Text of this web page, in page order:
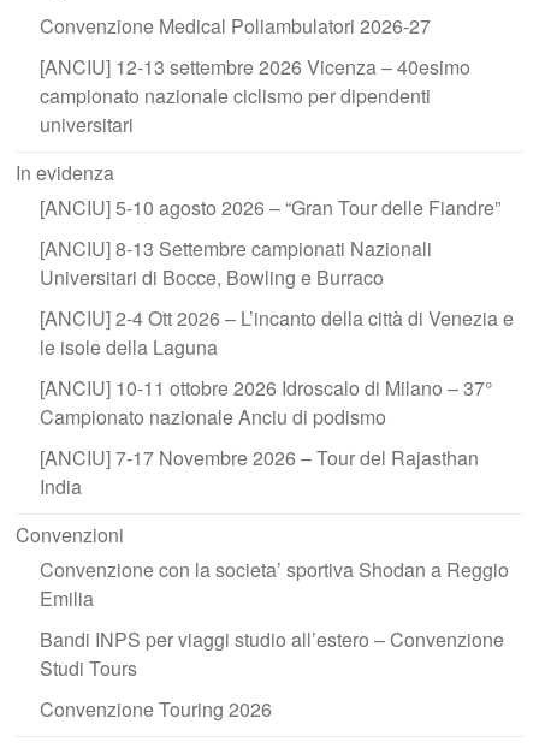
Convenzione Medical Poliambulatori 2026-27
[ANCIU] 12-13 settembre 2026 Vicenza – 40esimo
campionato nazionale ciclismo per dipendenti
universitari
In evidenza
[ANCIU] 5-10 agosto 2026 – “Gran Tour delle Fiandre”
[ANCIU] 8-13 Settembre campionati Nazionali
Universitari di Bocce, Bowling e Burraco
[ANCIU] 2-4 Ott 2026 – L’incanto della città di Venezia e
le isole della Laguna
[ANCIU] 10-11 ottobre 2026 Idroscalo di Milano – 37°
Campionato nazionale Anciu di podismo
[ANCIU] 7-17 Novembre 2026 – Tour del Rajasthan
India
Convenzioni
Convenzione con la societa’ sportiva Shodan a Reggio
Emilia
Bandi INPS per viaggi studio all’estero – Convenzione
Studi Tours
Convenzione Touring 2026